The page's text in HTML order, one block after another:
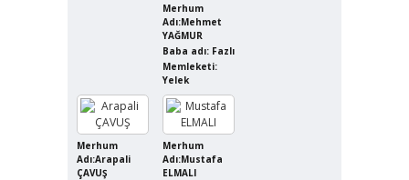
Merhum
Adı:Mehmet
YAĞMUR
Baba adı: Fazlı
Memleketi:
Yelek
Merhum
Adı:Arapali
ÇAVUŞ
Merhum
Adı:Mustafa
ELMALI